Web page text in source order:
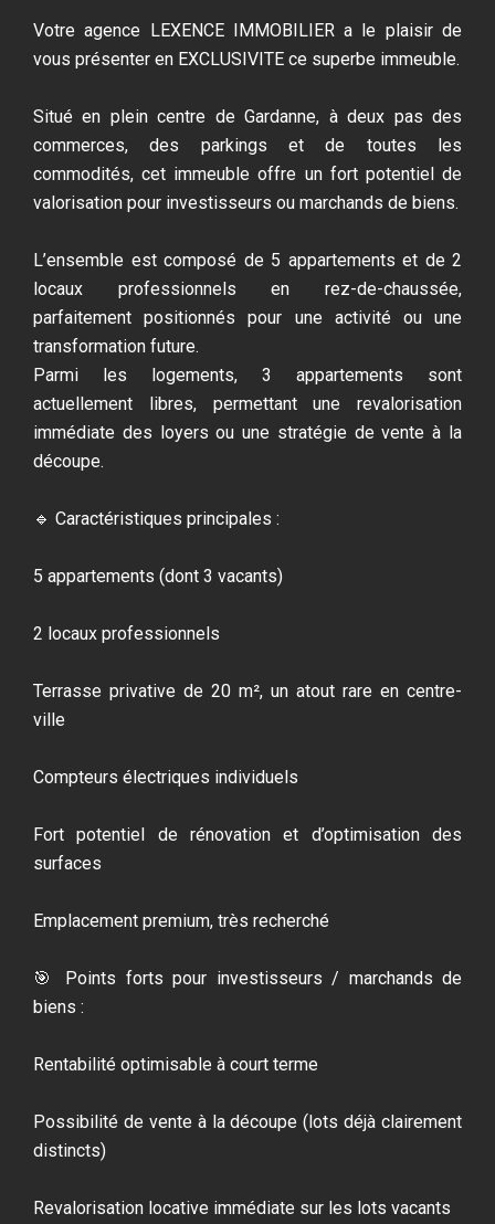
Votre agence LEXENCE IMMOBILIER a le plaisir de
vous présenter en EXCLUSIVITE ce superbe immeuble.
Situé en plein centre de Gardanne, à deux pas des
commerces, des parkings et de toutes les
commodités, cet immeuble offre un fort potentiel de
valorisation pour investisseurs ou marchands de biens.
L’ensemble est composé de 5 appartements et de 2
locaux professionnels en rez-de-chaussée,
parfaitement positionnés pour une activité ou une
transformation future.
Parmi les logements, 3 appartements sont
actuellement libres, permettant une revalorisation
immédiate des loyers ou une stratégie de vente à la
découpe.
🔹 Caractéristiques principales :
5 appartements (dont 3 vacants)
2 locaux professionnels
Terrasse privative de 20 m², un atout rare en centre-
ville
Compteurs électriques individuels
Fort potentiel de rénovation et d’optimisation des
surfaces
Emplacement premium, très recherché
🎯 Points forts pour investisseurs / marchands de
biens :
Rentabilité optimisable à court terme
Possibilité de vente à la découpe (lots déjà clairement
distincts)
Revalorisation locative immédiate sur les lots vacants